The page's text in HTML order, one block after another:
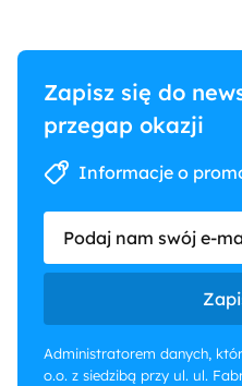
Zapisz się do
przegap okazji
Informacje o
Podaj nam swój e-
Administratorem danych,
o.o. z siedzibą przy ul. ul.